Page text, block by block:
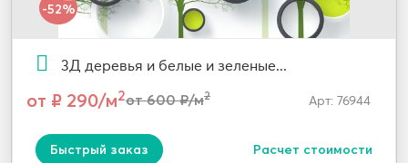
-52%
3Д деревья и белые и зеленые...
от ₽ 290/м2от 600 ₽/м2 Арт: 76944
Быстрый заказ Расчет стоимости